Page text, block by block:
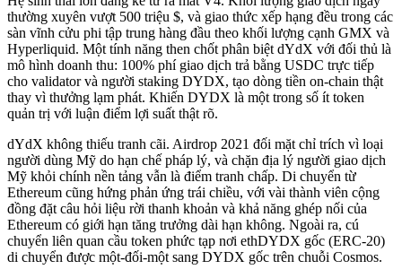
thường xuyên vượt 500 triệu $, và giao thức xếp hạng đều trong các
sàn vĩnh cửu phi tập trung hàng đầu theo khối lượng cạnh GMX và
Hyperliquid. Một tính năng then chốt phân biệt dYdX với đối thủ là
mô hình doanh thu: 100% phí giao dịch trả bằng USDC trực tiếp
cho validator và người staking DYDX, tạo dòng tiền on-chain thật
thay vì thưởng lạm phát. Khiến DYDX là một trong số ít token
quản trị với luận điểm lợi suất thật rõ.
dYdX không thiếu tranh cãi. Airdrop 2021 đối mặt chỉ trích vì loại
người dùng Mỹ do hạn chế pháp lý, và chặn địa lý người giao dịch
Mỹ khỏi chính nền tảng vẫn là điểm tranh chấp. Di chuyển từ
Ethereum cũng hứng phản ứng trái chiều, với vài thành viên cộng
đồng đặt câu hỏi liệu rời thanh khoản và khả năng ghép nối của
Ethereum có giới hạn tăng trưởng dài hạn không. Ngoài ra, cú
chuyển liên quan cầu token phức tạp nơi ethDYDX gốc (ERC-20)
di chuyển được một-đối-một sang DYDX gốc trên chuỗi Cosmos.